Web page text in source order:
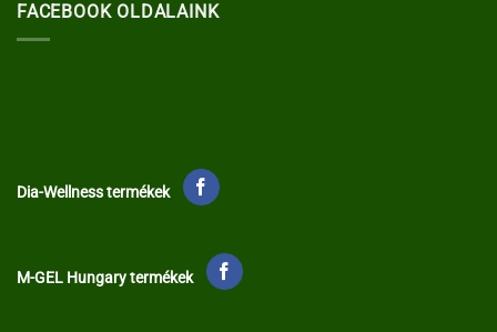
FACEBOOK OLDALAINK
Dia-Wellness termékek
M-GEL Hungary termékek